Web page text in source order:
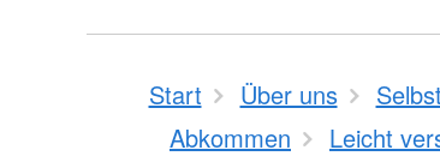
Start Über uns
Abkommen
Leicht